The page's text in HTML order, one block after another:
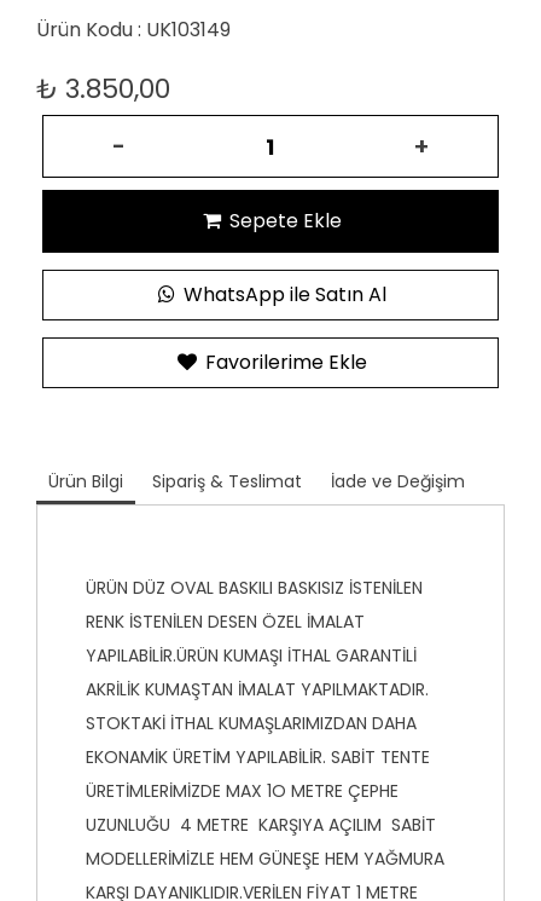
Ürün Kodu : UK103149
₺ 3.850,00
- +
Sepete Ekle
WhatsApp ile Satın Al
Favorilerime Ekle
Ürün Bilgi Sipariş & Teslimat İade ve Değişim
ÜRÜN DÜZ OVAL BASKILI BASKISIZ İSTENİLEN
RENK İSTENİLEN DESEN ÖZEL İMALAT
YAPILABİLİR.ÜRÜN KUMAŞI İTHAL GARANTİLİ
AKRİLİK KUMAŞTAN İMALAT YAPILMAKTADIR.
STOKTAKİ İTHAL KUMAŞLARIMIZDAN DAHA
EKONAMİK ÜRETİM YAPILABİLİR. SABİT TENTE
ÜRETİMLERİMİZDE MAX 1O METRE ÇEPHE
UZUNLUĞU 4 METRE KARŞIYA AÇILIM SABİT
MODELLERİMİZLE HEM GÜNEŞE HEM YAĞMURA
KARŞI DAYANIKLIDIR.VERİLEN FİYAT 1 METRE